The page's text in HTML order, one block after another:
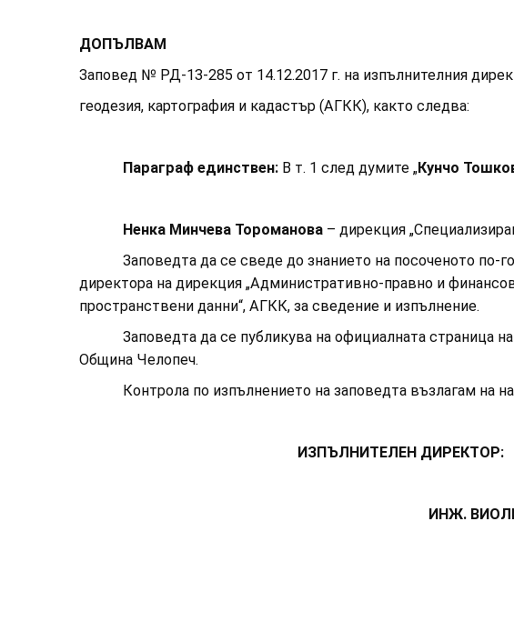
ДОПЪЛВАМ
Заповед № РД-13-285 от 14.12.2017 г. на изпълнителния
геодезия, картография и кадастър (АГКК), както следва:
Параграф единствен: В т. 1 след думите „Кунчо
Ненка Минчева Тороманова – дирекция
Заповедта да се сведе до знанието на посоченото по-
директора на дирекция „Административно-правно и
пространствени данни“, АГКК, за сведение и изпълнение.
Заповедта да се публикува на официалната страница на
Община Челопеч.
Контрола по изпълнението на заповедта възлагам на
ИЗПЪЛНИТЕЛЕН ДИРЕКТОР:
ИНЖ. ВИОЛЕТА